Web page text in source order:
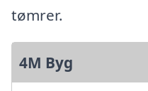
tømrer.
4M Byg